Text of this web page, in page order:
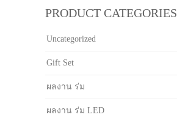
PRODUCT CATEGORIES
Uncategorized
Gift Set
ผลงาน ร่ม
ผลงาน ร่ม LED